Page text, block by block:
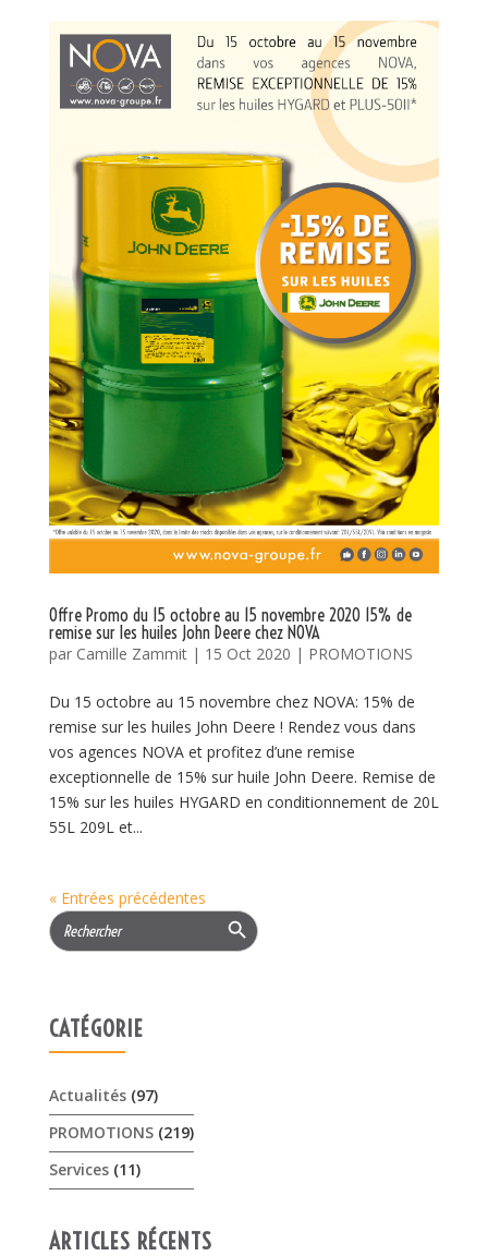
Offre Promo du 15 octobre au 15 novembre 2020 15% de
remise sur les huiles John Deere chez NOVA
par Camille Zammit| 15 Oct 2020 | PROMOTIONS
Du 15 octobre au 15 novembre chez NOVA: 15% de
remise sur les huiles John Deere ! Rendez vous dans
vos agences NOVA et profitez d’une remise
exceptionnelle de 15% sur huile John Deere. Remise de
15% sur les huiles HYGARD en conditionnement de 20L
55L 209L et...
« Entrées précédentes
Search
for:
Search Button
CATÉGORIE
Actualités(97)
PROMOTIONS(219)
Services(11)
ARTICLES RÉCENTS